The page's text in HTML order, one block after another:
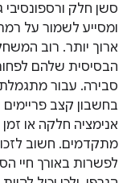
סשן חלק
ומסייע לשמור על
ארוך יותר. רוב
סבירה. עבור
אנימציה חלקה או
מתקדמים. חשוב
לפשרות באורך חיי